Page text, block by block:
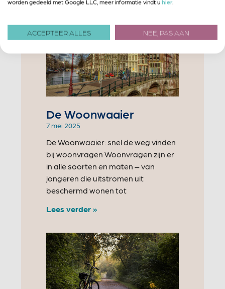
Lees verder »
De Woonwaaier
7 mei 2025
De Woonwaaier: snel de weg vinden
bij woonvragen Woonvragen zijn er
in alle soorten en maten – van
jongeren die uitstromen uit
beschermd wonen tot
Lees verder »
worden gedeeld met Google LLC, meer informatie vindt u hier
ACCEPTEER ALLES NEE, PAS AAN